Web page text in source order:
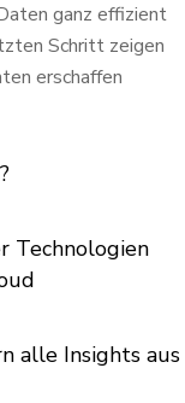
ganz effizient
Schritt zeigen
erschaffen
Technologien
alle Insights aus